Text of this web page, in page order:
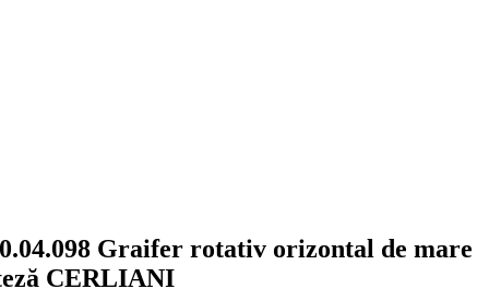
Graifer rotativ orizontal de mare
CERLIANI